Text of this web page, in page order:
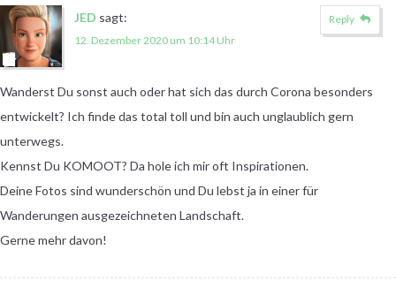
JED sagt:
12. Dezember 2020 um 10:14 Uhr
Wanderst Du sonst auch oder hat sich das durch Corona besonders
entwickelt? Ich finde das total toll und bin auch unglaublich gern
unterwegs.
Kennst Du KOMOOT? Da hole ich mir oft Inspirationen.
Deine Fotos sind wunderschön und Du lebst ja in einer für
Wanderungen ausgezeichneten Landschaft.
Gerne mehr davon!
Reply